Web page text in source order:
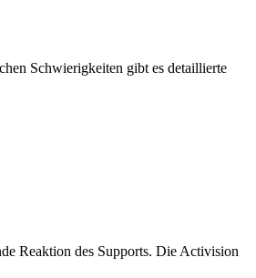
Schwierigkeiten gibt es detaillierte
Reaktion des Supports. Die Activision